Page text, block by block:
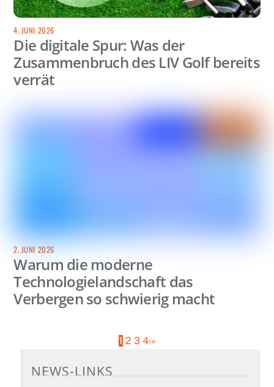
4. JUNI 2026
Die digitale Spur: Was der
Zusammenbruch des LIV Golf bereits
verrät
2. JUNI 2026
Warum die moderne
Technologielandschaft das
Verbergen so schwierig macht
1 2 3 4›»
NEWS-LINKS